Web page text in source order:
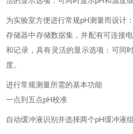
为实验室方便进行常规pH测量而设计
存储器中存储数据集，并配有可连接
和记录，具有灵活的显示选项：可同
度。
进行常规测量所需的基本功能
一点到五点pH校准
自动缓冲液识别并选择两个pH缓冲液组